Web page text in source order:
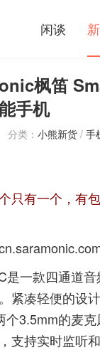
闲谈
枫笛
手机
分类： 小熊新货 / 手
只有一个，有
是一款四通道
紧凑轻便的设
个3.5mm的麦
支持实时监听